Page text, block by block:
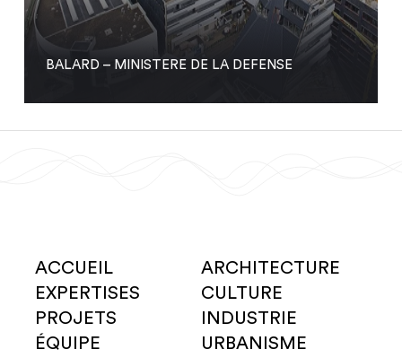
BALARD – MINISTERE DE LA DEFENSE
ACCUEIL
EXPERTISES
PROJETS
ÉQUIPE
ARCHITECTURE
CULTURE
INDUSTRIE
URBANISME